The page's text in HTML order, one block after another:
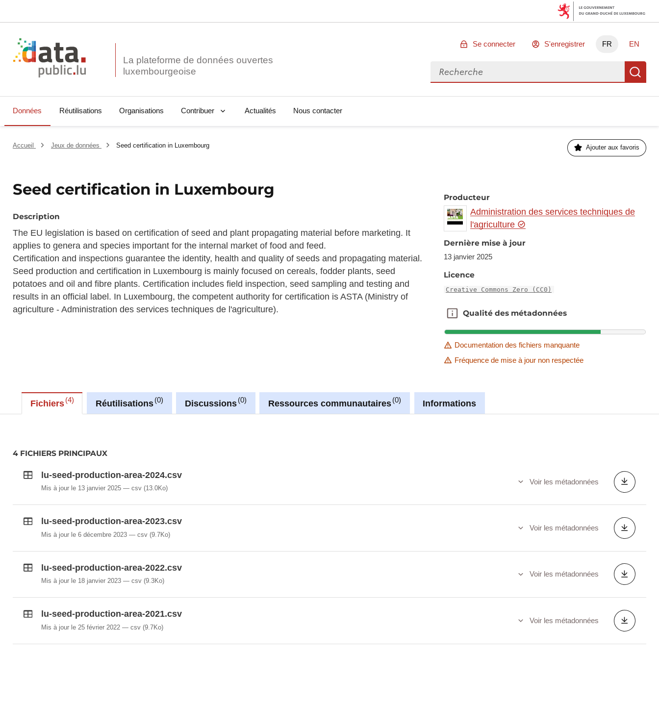
La plateforme de données ouvertes
Se connecter S'enregistrer FR EN
Rechercher des données
Données Réutilisations Organisations Contribuer Actualités Nous contacter
Accueil Jeux de données Seed certification in Luxembourg Ajouter aux favoris
Seed certification in Luxembourg
Description
The EU legislation is based on certification of seed and plant propagating material before marketing. It
applies to genera and species important for the internal market of food and feed.
Certification and inspections guarantee the identity, health and quality of seeds and propagating material.
Seed production and certification in Luxembourg is mainly focused on cereals, fodder plants, seed
potatoes and oil and fibre plants. Certification includes field inspection, seed sampling and testing and
results in an official label. In Luxembourg, the competent authority for certification is ASTA (Ministry of
agriculture - Administration des services techniques de l'agriculture).
Producteur
Administration des services techniques de
l'agriculture
Dernière mise à jour
13 janvier 2025
Licence
Creative Commons Zero (CC0)
Qualité des métadonnées
Qualité des métadonnées
Documentation des fichiers manquante
Fréquence de mise à jour non respectée
Fichiers 4 Réutilisations 0 Discussions 0 Ressources communautaires 0 Informations
4 FICHIERS PRINCIPAUX
lu-seed-production-area-2024.csv
Mis à jour le 13 janvier 2025 csv(13.0Ko)
Voir les métadonnées
lu-seed-production-area-2023.csv
Mis à jour le 6 décembre 2023 csv(9.7Ko)
Voir les métadonnées
lu-seed-production-area-2022.csv
Mis à jour le 18 janvier 2023 csv(9.3Ko)
Voir les métadonnées
lu-seed-production-area-2021.csv
Mis à jour le 25 février 2022 csv(9.7Ko)
Voir les métadonnées